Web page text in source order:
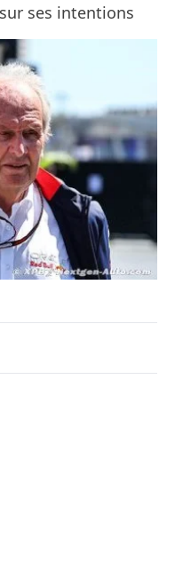
ses intentions